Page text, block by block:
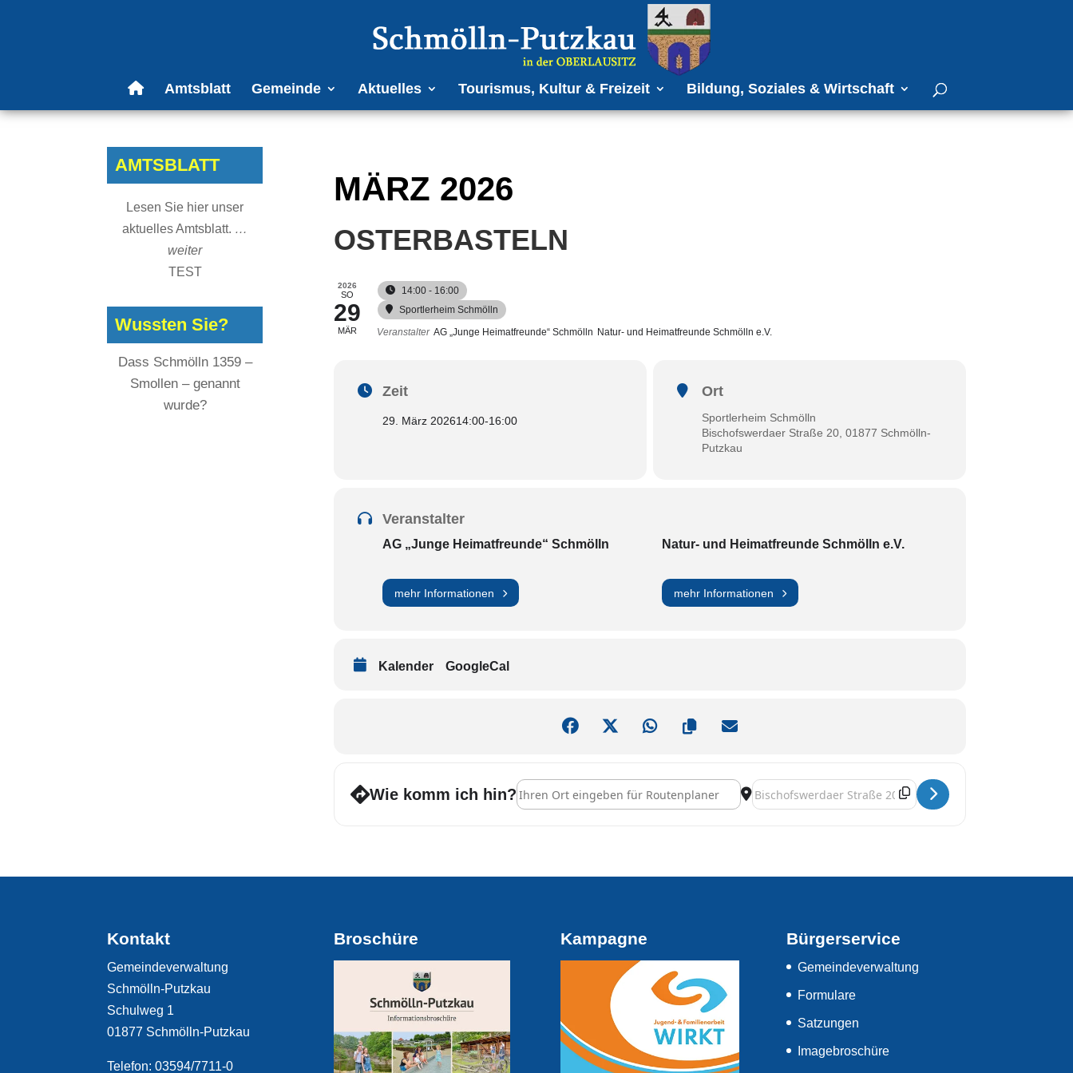
Amtsblatt Gemeinde Aktuelles Tourismus, Kultur & Freizeit Bildung, Soziales & Wirtschaft
MÄRZ 2026
OSTERBASTELN
2026
SO
29
MÄR
14:00 - 16:00
Sportlerheim Schmölln
Veranstalter AG „Junge Heimatfreunde“ Schmölln Natur- und Heimatfreunde Schmölln e.V.
Zeit
29. März 202614:00-16:00
Ort
Sportlerheim Schmölln
Bischofswerdaer Straße 20, 01877 Schmölln-
Putzkau
Veranstalter
AG „Junge Heimatfreunde“ Schmölln
mehr Informationen
Natur- und Heimatfreunde Schmölln e.V.
mehr Informationen
Kalender GoogleCal
Wie komm ich hin?Address - Osterbasteln [u9NhPqIZ7] Destination Address - Osterbasteln [F8CoxmmFQ]
AMTSBLATT
Lesen Sie hier unser
aktuelles Amtsblatt. …
weiter
TEST
Wussten Sie?
Dass Schmölln 1359 –
Smollen – genannt
wurde?
Kontakt
Gemeindeverwaltung
Schmölln-Putzkau
Schulweg 1
01877 Schmölln-Putzkau
Telefon: 03594/7711-0
Broschüre Kampagne Bürgerservice
Gemeindeverwaltung
Formulare
Satzungen
Imagebroschüre